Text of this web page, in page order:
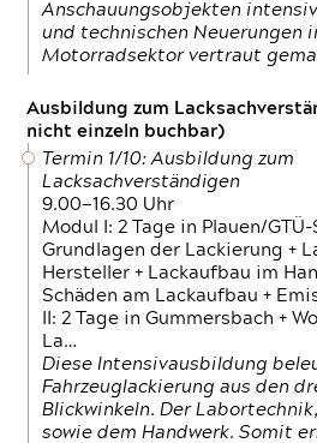
Anschauungsobjekten
und technischen Neuerungen
Motorradsektor vertraut
Ausbildung zum
nicht einzeln buchbar)
Termin 1/10: Ausbildung zum
Lacksachverständigen
9.00—16.30 Uhr
Modul I: 2 Tage in Plauen/
Grundlagen der Lackierung +
Hersteller + Lackaufbau im
Schäden am Lackaufbau +
II: 2 Tage in Gummersbach +
La…
Diese Intensivausbildung
Fahrzeuglackierung aus den
Blickwinkeln. Der
sowie dem Handwerk. Somit